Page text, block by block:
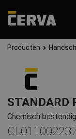
Producten
STANDARD
Chemisch